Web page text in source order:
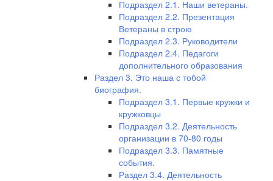
Подраздел 2.1. Наши ветераны.
Подраздел 2.2. Презентация
Ветераны в строю
Подраздел 2.3. Руководители
Подраздел 2.4. Педагоги
дополнительного образования
Раздел 3. Это наша с тобой
биография.
Подраздел 3.1. Первые кружки и
кружковцы
Подраздел 3.2. Деятельность
организации в 70-80 годы
Подраздел 3.3. Памятные
события.
Раздел 3.4. Деятельность